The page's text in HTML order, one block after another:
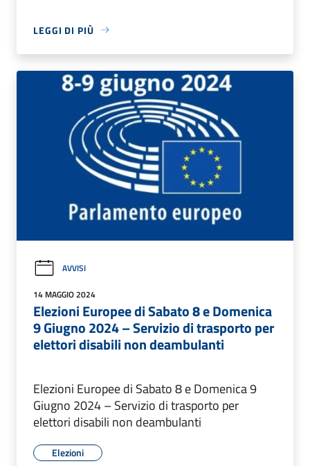
LEGGI DI PIÙ
AVVISI
14 MAGGIO 2024
Elezioni Europee di Sabato 8 e Domenica
9 Giugno 2024 – Servizio di trasporto per
elettori disabili non deambulanti
Elezioni Europee di Sabato 8 e Domenica 9
Giugno 2024 – Servizio di trasporto per
elettori disabili non deambulanti
Elezioni